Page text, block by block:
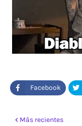
Más recientes